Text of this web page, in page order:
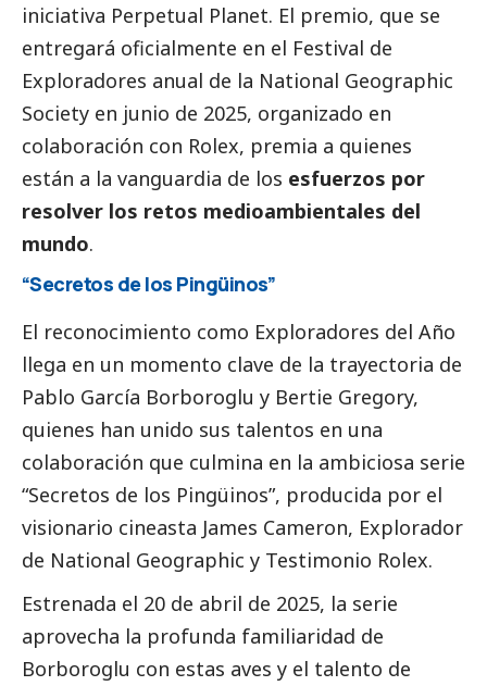
iniciativa Perpetual Planet. El premio, que se
entregará oficialmente en el Festival de
Exploradores anual de la National Geographic
Society en junio de 2025, organizado en
colaboración con Rolex, premia a quienes
están a la vanguardia de los esfuerzos por
resolver los retos medioambientales del
mundo.
“Secretos de los Pingüinos”
El reconocimiento como Exploradores del Año
llega en un momento clave de la trayectoria de
Pablo García Borboroglu y Bertie Gregory,
quienes han unido sus talentos en una
colaboración que culmina en la ambiciosa serie
“Secretos de los Pingüinos”, producida por el
visionario cineasta James Cameron, Explorador
de National Geographic y Testimonio Rolex.
Estrenada el 20 de abril de 2025, la serie
aprovecha la profunda familiaridad de
Borboroglu con estas aves y el talento de